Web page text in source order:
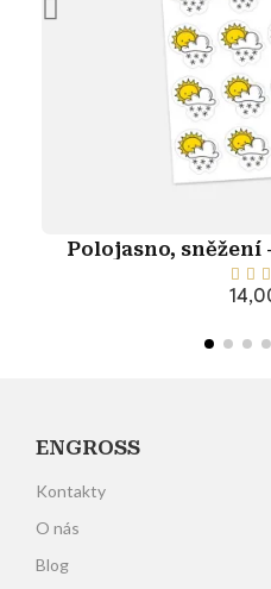
Polojasno, sněžení
  
Přidat
ENGROSS
Kontakty
O nás
Blog